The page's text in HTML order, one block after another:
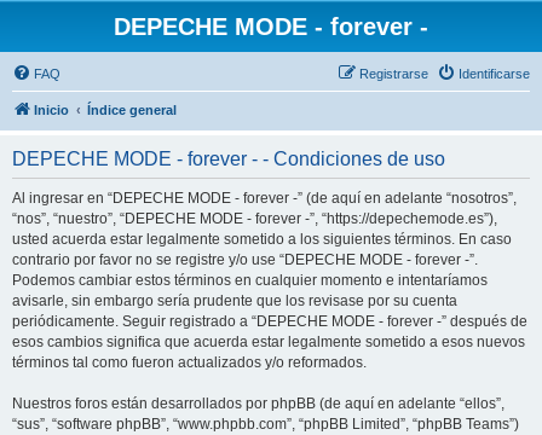
DEPECHE MODE - forever -
FAQ Identificarse
Registrarse
Inicio Índice general
DEPECHE MODE - forever - - Condiciones de uso
Al ingresar en “DEPECHE MODE - forever -” (de aquí en adelante “nosotros”,
“nos”, “nuestro”, “DEPECHE MODE - forever -”, “https://depechemode.es”),
usted acuerda estar legalmente sometido a los siguientes términos. En caso
contrario por favor no se registre y/o use “DEPECHE MODE - forever -”.
Podemos cambiar estos términos en cualquier momento e intentaríamos
avisarle, sin embargo sería prudente que los revisase por su cuenta
periódicamente. Seguir registrado a “DEPECHE MODE - forever -” después de
esos cambios significa que acuerda estar legalmente sometido a esos nuevos
términos tal como fueron actualizados y/o reformados.
Nuestros foros están desarrollados por phpBB (de aquí en adelante “ellos”,
“sus”, “software phpBB”, “www.phpbb.com”, “phpBB Limited”, “phpBB Teams”)